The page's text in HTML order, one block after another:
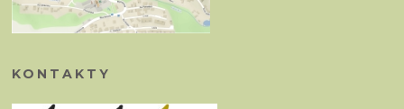
KONTAKTY